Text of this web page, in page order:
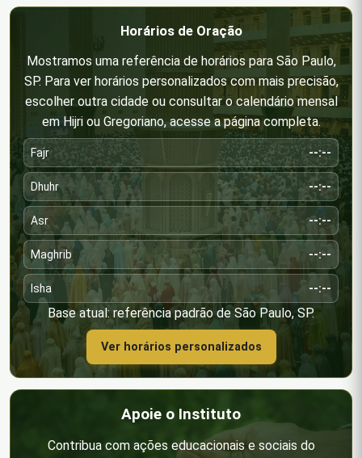
Horários de Oração
Mostramos uma referência de horários para São Paulo,
SP. Para ver horários personalizados com mais precisão,
escolher outra cidade ou consultar o calendário mensal
em Hijri ou Gregoriano, acesse a página completa.
Fajr --:--
Dhuhr --:--
Asr --:--
Maghrib --:--
Isha --:--
Base atual: referência padrão de São Paulo, SP.
Ver horários personalizados
Apoie o Instituto
Contribua com ações educacionais e sociais do